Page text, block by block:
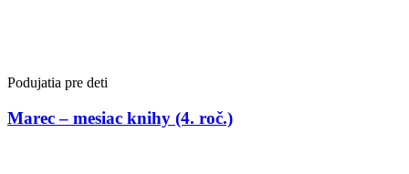
Podujatia pre deti
Marec – mesiac knihy (4. roč.)